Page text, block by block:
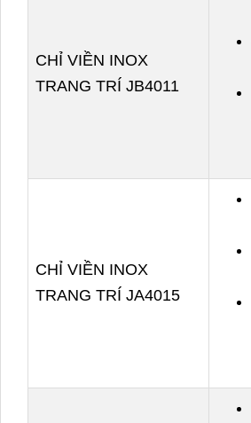
CHỈ VIỀN INOX
TRANG TRÍ JB4011
CHỈ VIỀN INOX
TRANG TRÍ JA4015